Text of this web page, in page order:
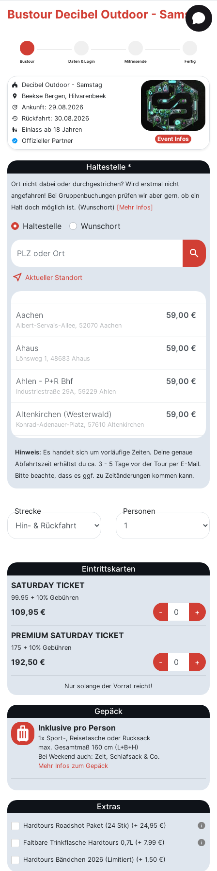
Bustour Decibel Outdoor - Samstag
Bustour Daten & Login Mitreisende Fertig
festival Decibel Outdoor - Samstag
place Beekse Bergen, Hilvarenbeek
update Ankunft: 29.08.2026
history Rückfahrt: 30.08.2026
escalator_warning Einlass ab 18 Jahren
verified Offizieller Partner Event Infos
Haltestelle *
Ort nicht dabei oder durchgestrichen? Wird erstmal nicht
angefahren! Bei Gruppenbuchungen prüfen wir aber gern, ob ein
Halt doch möglich ist. (Wunschort) [Mehr Infos]
Haltestelle Wunschort
search
near_me Aktueller Standort
Aachen 59,00 €
Albert-Servais-Allee, 52070 Aachen
Ahaus 59,00 €
Lönsweg 1, 48683 Ahaus
Ahlen - P+R Bhf 59,00 €
Industriestraße 29A, 59229 Ahlen
Altenkirchen (Westerwald) 59,00 €
Konrad-Adenauer-Platz, 57610 Altenkirchen
Anröchte - Bürgerhaus
Arnsberg - Bhf 65,00 €
Clemens-August-Straße 113, 59821 Arnsberg
Attendorn - ZOB 59,00 €
Am Zollstock 19, 57439 Attendorn
Bahnhofstraße 3, 33014 Bad Driburg
Bad Kreuznach 75,00 €
Bad Lippspringe - Parkplatz
Bad Oeynhausen 65,00 €
Königstraße 1-9, 32545 Bad Oeynhausen
Ooser Bahnhofstraße 4, 76532 Baden-Baden
Beckum
Bahnhofstraße 16, 59269 Neu-Beckum
Bendorf - McDonald´s 65,00 €
Bielefeld 65,00 €
Bahnhofsplatz, 33602 Bielefeld
Bitburg-Erdorf
Mainzer Str. 13, 54634 Bitburg
Hinweis: Es handelt sich um vorläufige Zeiten. Deine genaue
Abfahrtszeit erhältst du ca. 3 - 5 Tage vor der Tour per E-Mail.
Bitte beachte, dass es ggf. zu Zeitänderungen kommen kann.
Strecke Personen
Eintrittskarten
SATURDAY TICKET
99.95 + 10% Gebühren
109,95 €
PREMIUM SATURDAY TICKET
175 + 10% Gebühren
192,50 €
Nur solange der Vorrat reicht!
Gepäck
luggage Inklusive pro Person
1x Sport-, Reisetasche oder Rucksack
max. Gesamtmaß 160 cm (L+B+H)
Bei Weekend auch: Zelt, Schlafsack & Co.
Mehr Infos zum Gepäck
Extras
Hardtours Roadshot Paket (24 Stk) (+ 24,95 €)
Faltbare Trinkflasche Hardtours 0,7L (+ 7,99 €)
Hardtours Bändchen 2026 (Limitiert) (+ 1,50 €)